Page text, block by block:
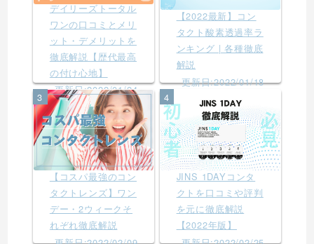
デイリーズトータル
ワンの口コミとメリ
ット・デメリットを
徹底解説【歴代最高
の付け心地】
更新日:2022/01/24
【2022最新】コン
タクト酸素透過率ラ
ンキング | 各種徹底
解説
更新日:2022/01/18
3
【コスパ最強のコン
タクトレンズ】ワン
デー・2ウィークそ
れぞれ徹底解説
4
JINS 1DAYコンタ
クトを口コミや評判
を元に徹底解説
【2022年版】